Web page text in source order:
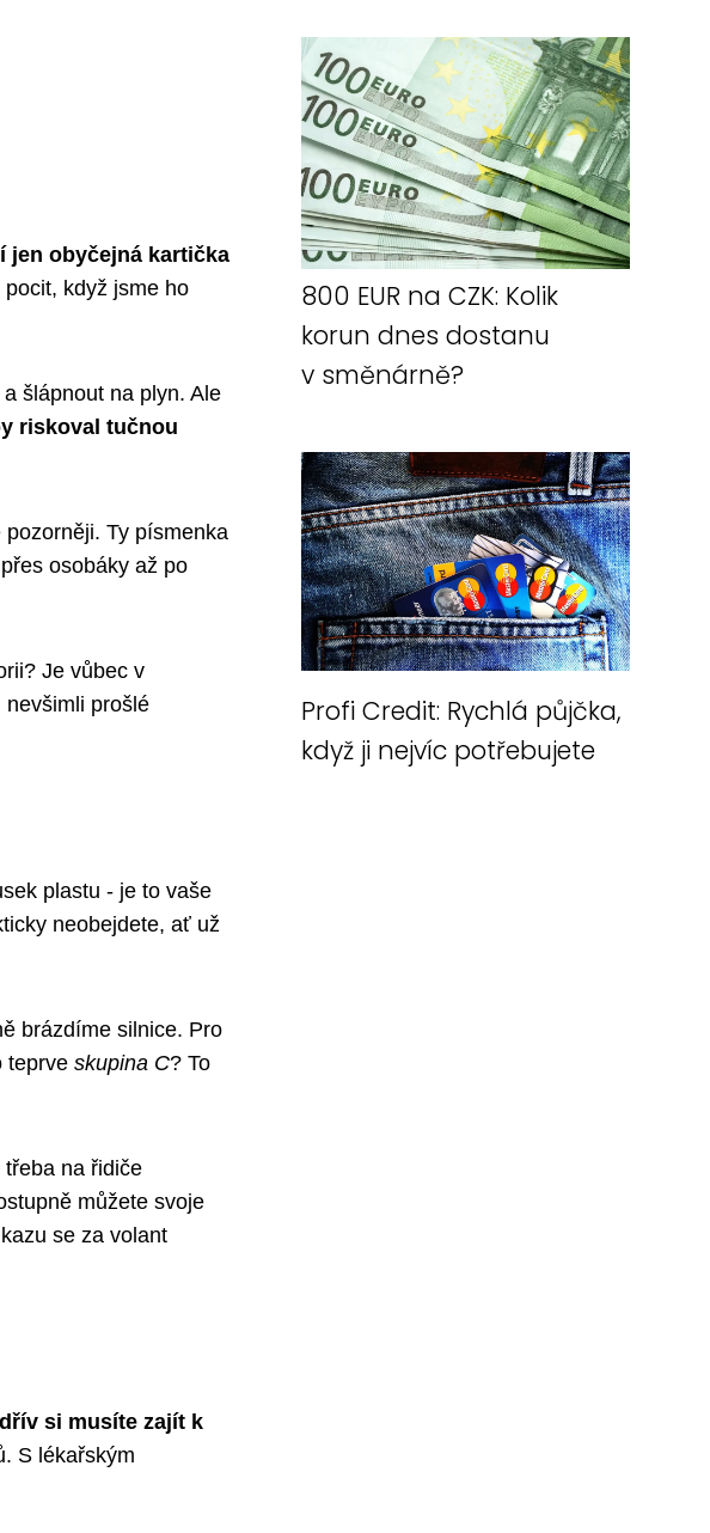
jen obyčejná kartička
když jsme ho
šlápnout na plyn. Ale
riskoval tučnou
Ty písmenka
osobáky až po
Je vůbec v
nevšimli prošlé
plastu - je to vaše
neobejdete, ať už
brázdíme silnice. Pro
teprve skupina C? To
na řidiče
můžete svoje
se za volant
si musíte zajít k
S lékařským
800 EUR na CZK: Kolik
korun dnes dostanu
v směnárně?
Profi Credit: Rychlá půjčka,
když ji nejvíc potřebujete